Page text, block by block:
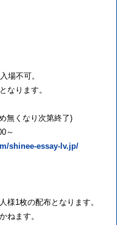
場不可。
なります。
無くなり次第終了)
～
shinee-essay-lv.jp/
様1枚の配布となります。
ねます。